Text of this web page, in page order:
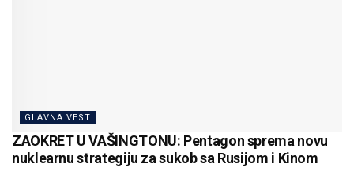
GLAVNA VEST
ZAOKRET U VAŠINGTONU: Pentagon sprema novu
nuklearnu strategiju za sukob sa Rusijom i Kinom